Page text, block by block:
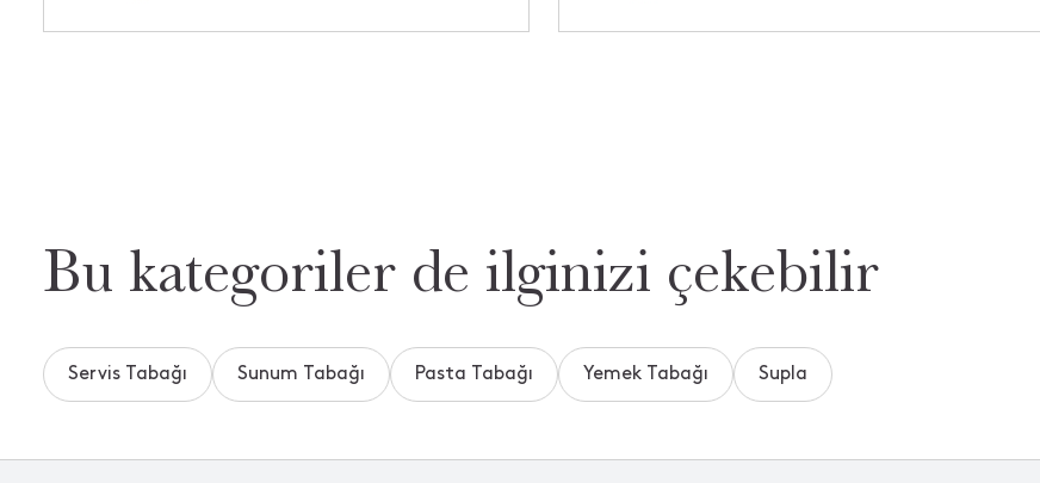
Bu kategoriler de ilginizi çekebilir
Servis Tabağı Sunum Tabağı Pasta Tabağı Yemek Tabağı Supla